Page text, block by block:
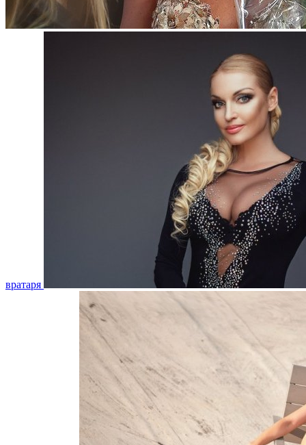
вратаря